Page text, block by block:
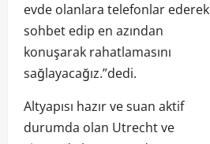
evde olanlara telefonlar ederek
sohbet edip en azından
konuşarak rahatlamasını
sağlayacağız.”dedi.
Altyapısı hazır ve suan aktif
durumda olan Utrecht ve